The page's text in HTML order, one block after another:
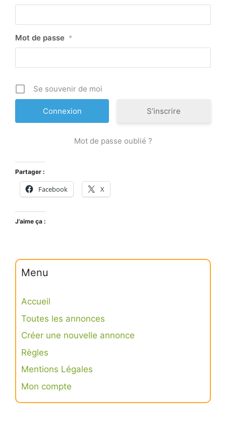
Mot de passe *
Se souvenir de moi
S’inscrire
Mot de passe oublié ?
Partager :
Facebook X
J’aime ça :
Menu
Accueil
Toutes les annonces
Créer une nouvelle annonce
Règles
Mentions Légales
Mon compte
Connexion